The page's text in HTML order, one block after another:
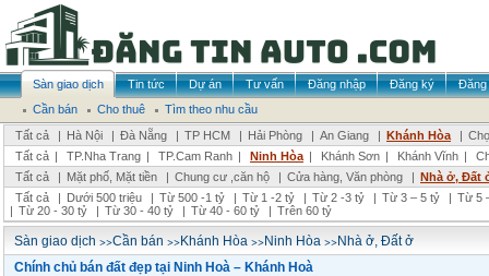
Sàn giao dịch Tin tức Dự án Tư vấn Đăng nhập Đăng ký
Đăng
Cần bán
Cho thuê
Tìm theo nhu cầu
Tất cả
| Hà Nội | Đà Nẵng | TP HCM | Hải Phòng | An Giang | Khánh Hòa |
Tất cả | TP.Nha Trang | TP.Cam Ranh | Ninh Hòa | Khánh Sơn | Khánh Vĩnh |
Tất cả
| Mặt phố, Mặt tiền | Chung cư ,căn hộ | Cửa hàng, Văn phòng | Nhà ở, Đất
Tất cả
| Dưới 500 triệu | Từ 500 -1 tỷ | Từ 1 -2 tỷ | Từ 2 -3 tỷ | Từ 3 – 5 tỷ | Từ 5
| Từ 20 - 30 tỷ | Từ 30 - 40 tỷ | Từ 40 - 60 tỷ | Trên 60 tỷ
Sàn giao dịch >>Cần bán >>Khánh Hòa >>Ninh Hòa >>Nhà ở, Đất ở
Chính chủ bán đất đẹp tại Ninh Hoà – Khánh Hoà